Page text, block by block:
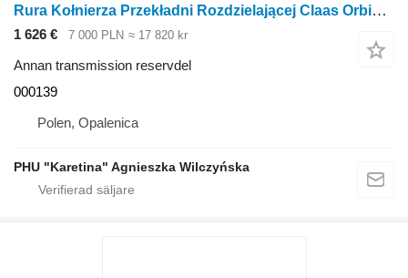
Rura Kołnierza Przekładni Rozdzielającej Claas Orbis 450 Distributionsväxel Flänsrör DELAR 000139 till Claas Orbis 450 radoberoende skärbord för majsskörd
1 626 € 7 000 PLN ≈ 17 820 kr
Annan transmission reservdel
000139
Polen, Opalenica
PHU "Karetina" Agnieszka Wilczyńska